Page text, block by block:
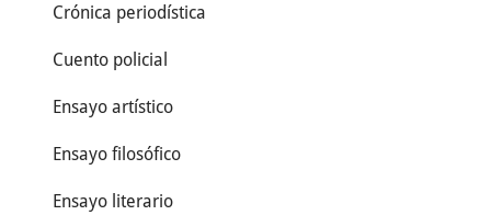
Crónica periodística
Cuento policial
Ensayo artístico
Ensayo filosófico
Ensayo literario